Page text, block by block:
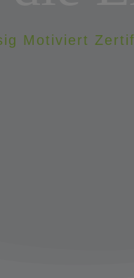
Motiviert